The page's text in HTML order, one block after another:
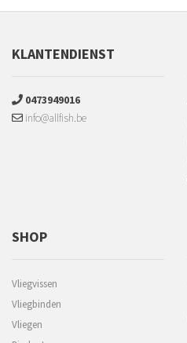
KLANTENDIENST
0473949016
info@allfish.be
SHOP
Vliegvissen
Vliegbinden
Vliegen